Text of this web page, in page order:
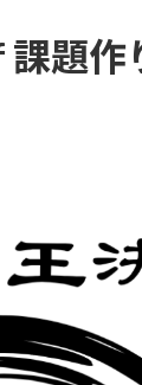
課題作